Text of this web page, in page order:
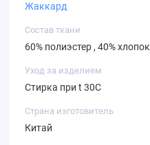
Жаккард
Состав ткани
60% полиэстер , 40% хлопок
Уход за изделием
Стирка при t 30С
Страна изготовитель
Китай